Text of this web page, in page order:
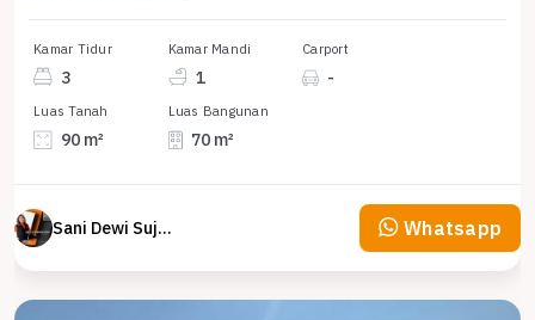
Kamar Tidur
3
Kamar Mandi
1
Carport
-
Luas Tanah
90 m²
Luas Bangunan
70 m²
Sani Dewi Sujono Whatsapp